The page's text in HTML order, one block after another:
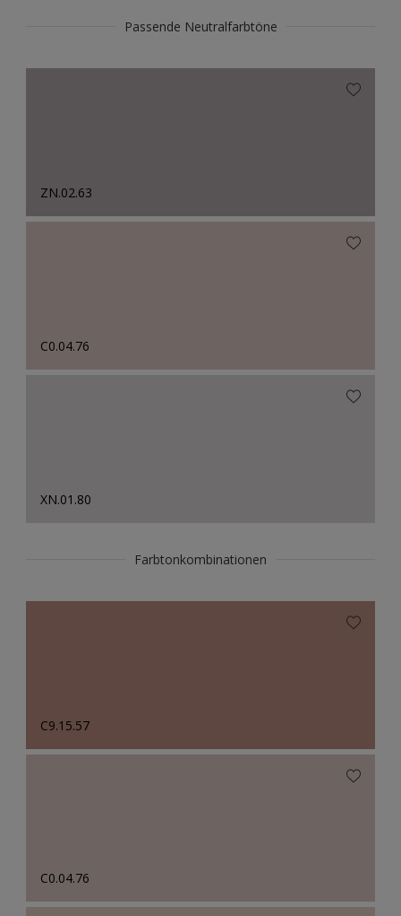
Passende Neutralfarbtöne
ZN.02.63
C0.04.76
XN.01.80
Farbtonkombinationen
C9.15.57
C0.04.76